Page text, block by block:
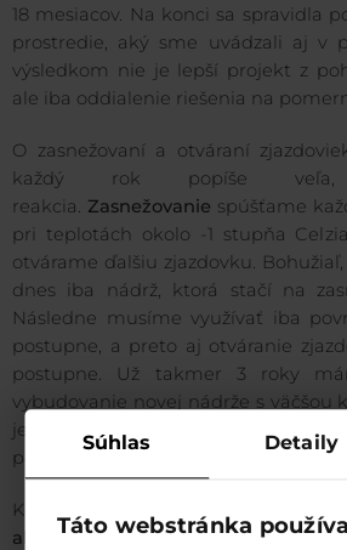
Súhlas Detaily
Táto webstránka
18 mesiacov. Na konci sa spravidla
prostredie, aký sme uvádzali aj v
výsledkom nie je lepší projekt z
ale iba oddialenie riešenia na
O zasnežovaní a otváraní
každý rok popíše
reakcia. Zasnežovanie spúšťame
pri teplotách okolo -1 stupňa
otvárame ďalšiu zjazdovku.
dnes iba nádrž, ktorá stačí na
Následne musíme využívať iba
postupne, a preto aj otváranie
postupne. Už takmer 3 roky
vybudovanie novej nádrže s väčšou
je potrebná zmena územného
podarí.
Keďže sa ukazuje, že akýkoľvek
alebo lanovkyje mimoriadne